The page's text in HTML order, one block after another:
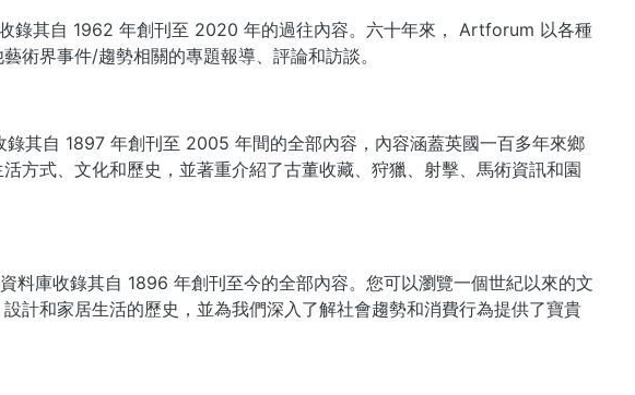
錄其自 1962 年創刊至 2020 年的過往內容。六十年來， Artforum 以各種
術界事件/趨勢相關的專題報導、評論和訪談。
其自 1897 年創刊至 2005 年間的全部內容，內容涵蓋英國一百多年來鄉
方式、文化和歷史，並著重介紹了古董收藏、狩獵、射擊、馬術資訊和園
料庫收錄其自 1896 年創刊至今的全部內容。您可以瀏覽一個世紀以來的文
計和家居生活的歷史，並為我們深入了解社會趨勢和消費行為提供了寶貴